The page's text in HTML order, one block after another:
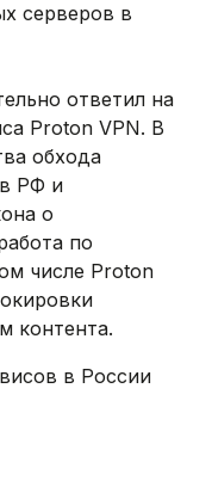
серверов в
ответил на
Proton VPN. В
обхода
РФ и
о
по
числе Proton
контента.
в России